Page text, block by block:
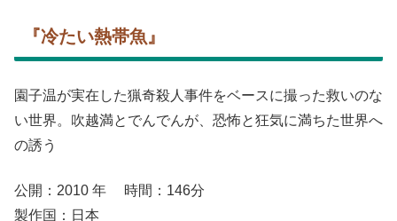
『冷たい熱帯魚』
園子温が実在した猟奇殺人事件をベースに撮った救いのな
い世界。吹越満とでんでんが、恐怖と狂気に満ちた世界へ
の誘う
公開：2010 年 時間：146分
製作国：日本